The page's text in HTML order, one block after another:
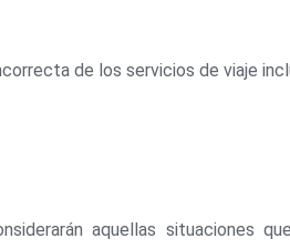
de los servicios de viaje
aquellas situaciones